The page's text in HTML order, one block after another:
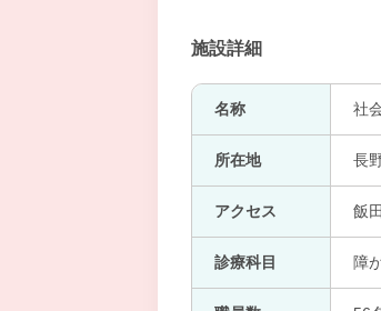
施設詳細
名称 社
所在地 長
アクセス 飯
診療科目 障